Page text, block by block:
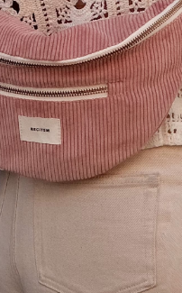
L’AIMER
GARDE
partout et gardera vos
coup d’œil.
au Portugal.